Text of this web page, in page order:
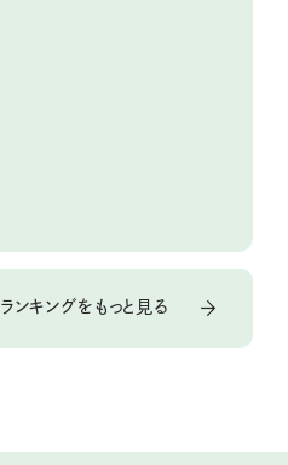
ランキングをもっと見る